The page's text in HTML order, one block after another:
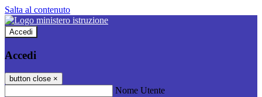
Salta al contenuto
Accedi
Accedi
button close ×
Nome Utente